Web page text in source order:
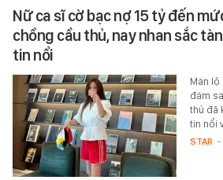
Nữ ca sĩ cờ bạc nợ 15 tỷ đến
chồng cầu thủ, nay nhan sắc
tin nổi
Màn lộ
đám
thủ đã
tin nổi
STAR -